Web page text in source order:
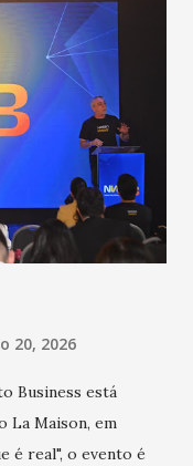
vivendo uma
os anos, com
ou H1N1. Trata-se
com um poder de
apontou o
com chance de
grande risco à
saber fazer a
não so...
20, 2026
Business está
La Maison, em
é real", o evento é